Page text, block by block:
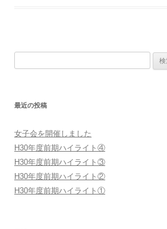
索:
最近の投稿
女子会を開催しました
H30年度前期ハイライト④
H30年度前期ハイライト③
H30年度前期ハイライト②
H30年度前期ハイライト①